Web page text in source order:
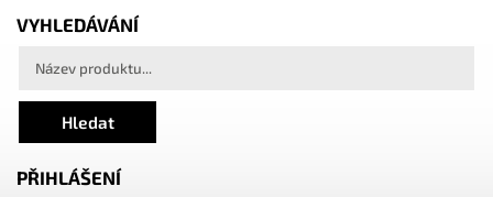
VYHLEDÁVÁNÍ
Hledat
PŘIHLÁŠENÍ